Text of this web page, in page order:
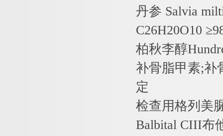
丹参 Salvia
C26H20O10 ≥
柏秋李醇
补骨脂甲素;补
定
检查用格列美
Balbital CIII布